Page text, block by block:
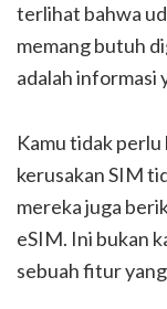
terlihat bahwa
memang butuh
adalah informasi
Kamu tidak perlu
kerusakan SIM
mereka juga
eSIM. Ini bukan
sebuah fitur